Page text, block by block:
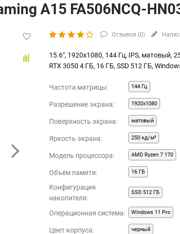
A15 FA506NCQ-
Отзывов (0)
15.6", 1920x1080, 144 Гц, IPS, матовый,
RTX 3050 4 ГБ, 16 ГБ, SSD 512 ГБ,
Частота матрицы: 144 Гц
Разрешение экрана: 1920x1080
Поверхность экрана: матовый
Яркость экрана: 250 кд/м²
Модель процессора: AMD Ryzen 7 170
Объём памяти: 16 ГБ
Конфигурация
накопителя:
SSD 512 ГБ
Операционная система: Windows 11 Pro
Цвет корпуса: черный